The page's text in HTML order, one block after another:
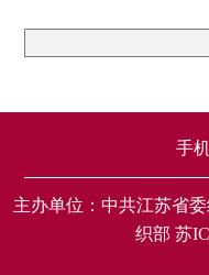
手
主办单位：中共江苏省
织部 苏